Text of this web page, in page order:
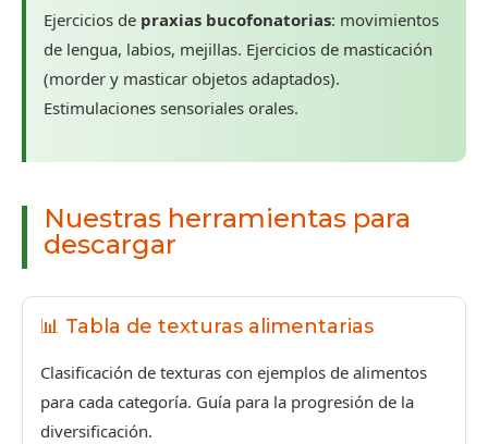
Ejercicios de praxias bucofonatorias: movimientos
de lengua, labios, mejillas. Ejercicios de masticación
(morder y masticar objetos adaptados).
Estimulaciones sensoriales orales.
Nuestras herramientas para
descargar
📊 Tabla de texturas alimentarias
Clasificación de texturas con ejemplos de alimentos
para cada categoría. Guía para la progresión de la
diversificación.